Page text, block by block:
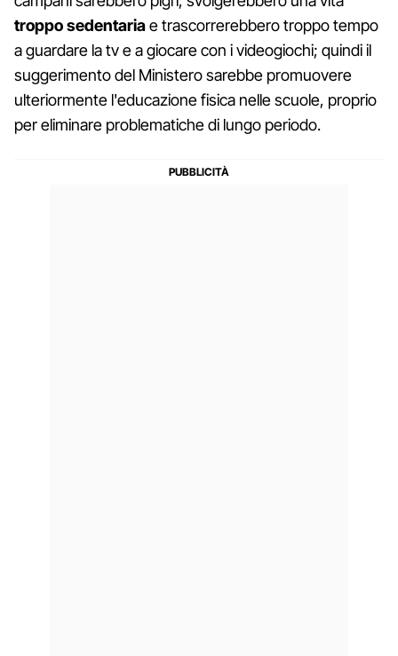
troppo sedentariae trascorrerebbero troppo tempo
a guardare la tv e a giocare con i videogiochi; quindi il
suggerimento del Ministero sarebbe promuovere
ulteriormente l'educazione fisica nelle scuole, proprio
per eliminare problematiche di lungo periodo.